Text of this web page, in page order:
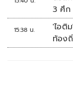
3 ศึก
ที่สิง
15:38 น.
'ไอติ
ท้อง